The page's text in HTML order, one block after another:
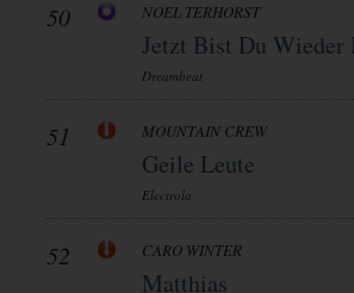
50 NOEL TERHORST
Jetzt Bist Du Wieder
Dreambeat
51 MOUNTAIN CREW
Geile Leute
Electrola
52 CARO WINTER
Matthias